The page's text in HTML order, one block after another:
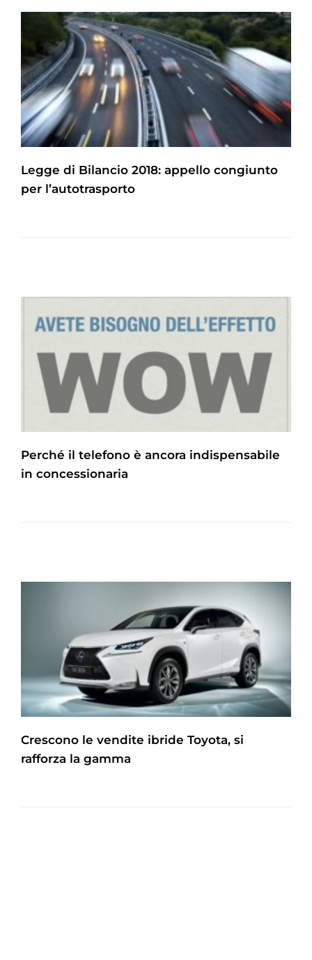
Legge di Bilancio 2018: appello congiunto
per l’autotrasporto
Perché il telefono è ancora indispensabile
in concessionaria
Crescono le vendite ibride Toyota, si
rafforza la gamma